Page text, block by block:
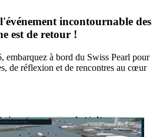
incontournable des
est de retour !
embarquez à bord du Swiss Pearl pour
de réflexion et de rencontres au cœur